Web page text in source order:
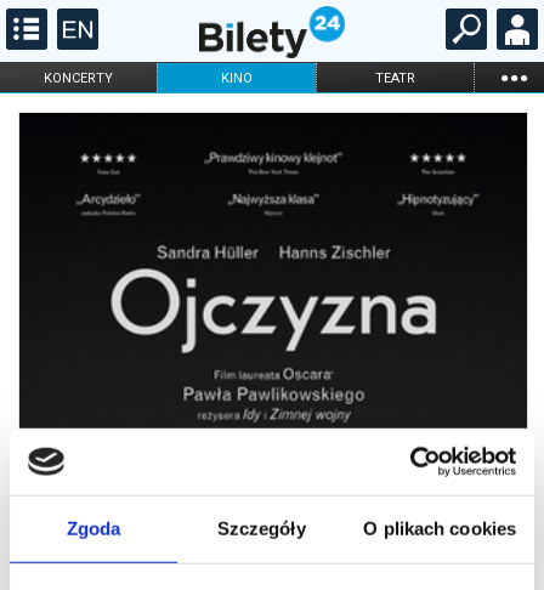
Zgoda Szczegóły O plikach cookies
KONCERTY KINO TEATR ...
FILHARMONIA OPERA I BALET
DLA DZIECI
ONLINE KARNETY